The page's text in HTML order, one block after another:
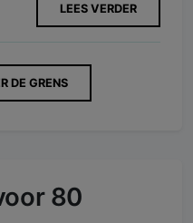
LEES VERDER
DE GRENS
80